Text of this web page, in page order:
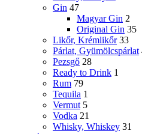
Gin 47
Magyar Gin 2
Original Gin 35
Likőr, Krémlikőr 33
Párlat, Gyümölcspárlat
Pezsgő 28
Ready to Drink 1
Rum 79
Tequila 1
Vermut 5
Vodka 21
Whisky, Whiskey 31